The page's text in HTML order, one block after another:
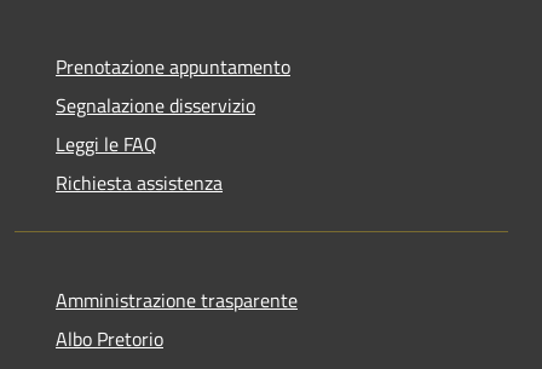
Prenotazione appuntamento
Segnalazione disservizio
Leggi le FAQ
Richiesta assistenza
Amministrazione trasparente
Albo Pretorio